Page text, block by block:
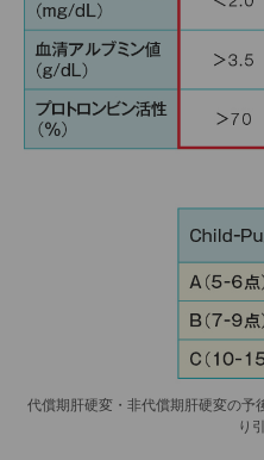
代償期肝硬変・非代償期肝硬変の予
り